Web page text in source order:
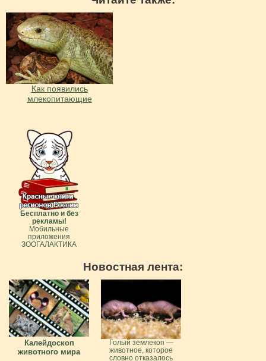
Как появились
млекопитающие
Бесплатно и без
рекламы!
Мобильные
приложения
ЗООГАЛАКТИКА
Новостная лента:
Калейдоскоп
животного мира
Голый землекоп —
животное, которое
словно отказалось